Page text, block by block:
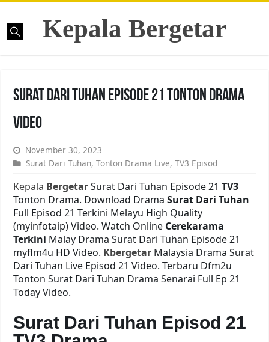
Kepala Bergetar
Surat Dari Tuhan Episode 21 Tonton Drama
Video
November 30, 2023
Surat Dari Tuhan,Tonton Drama Live,TV3 Episod
Kepala BergetarSurat Dari Tuhan Episode 21TV3
Tonton Drama. Download DramaSurat Dari Tuhan
Full Episod 21 Terkini Melayu High Quality
(myinfotaip) Video. Watch Online Cerekarama
Terkini Malay Drama Surat Dari Tuhan Episode 21
myflm4u HD Video. Kbergetar Malaysia Drama Surat
Dari Tuhan Live Episod 21 Video. Terbaru Dfm2u
Tonton Surat Dari Tuhan Drama Senarai Full Ep 21
Today Video.
Surat Dari Tuhan Episod 21